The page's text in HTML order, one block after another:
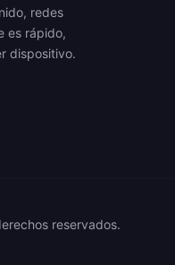
redes
es rápido,
dispositivo.
reservados.